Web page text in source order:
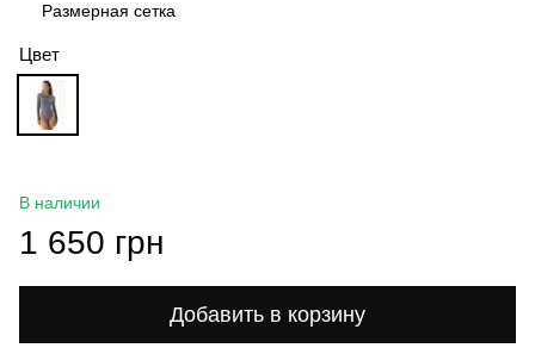
Размерная сетка
Цвет
В наличии
1 650 грн
Добавить в корзину